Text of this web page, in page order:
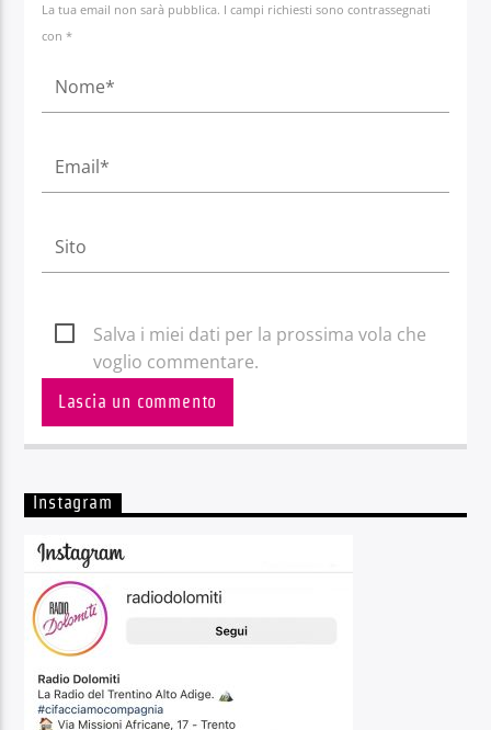
La tua email non sarà pubblica. I campi richiesti sono contrassegnati
con *
Salva i miei dati per la prossima vola che
voglio commentare.
Instagram